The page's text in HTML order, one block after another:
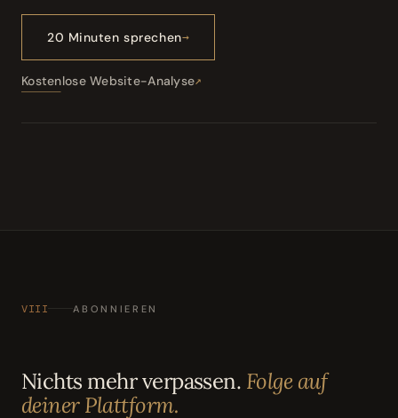
20 Minuten sprechen
Kostenlose Website-Analyse
VIII ABONNIEREN
Nichts mehr verpassen. Folge auf
deiner Plattform.